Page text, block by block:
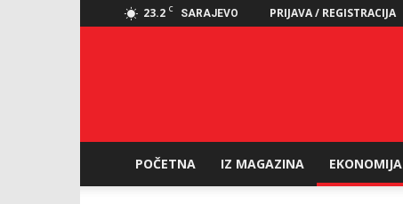
23.2 C SARAJEVO PRIJAVA / REGISTRACIJA
POČETNA IZ MAGAZINA EKONOMIJA